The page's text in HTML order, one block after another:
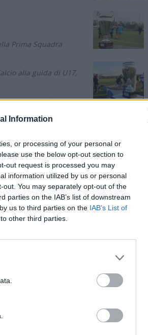
Information
or processing of your personal or
use the below opt-out section to
out request is processed you may
information utilized by us or personal
You may separately opt-out of the
parties on the IAB’s list of downstream
us to third parties on the IAB’s List of
other third parties.
Prima Squadra
alla guida di U17,
i traguardi che ci